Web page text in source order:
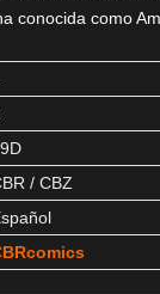
conocida como
/ CBZ